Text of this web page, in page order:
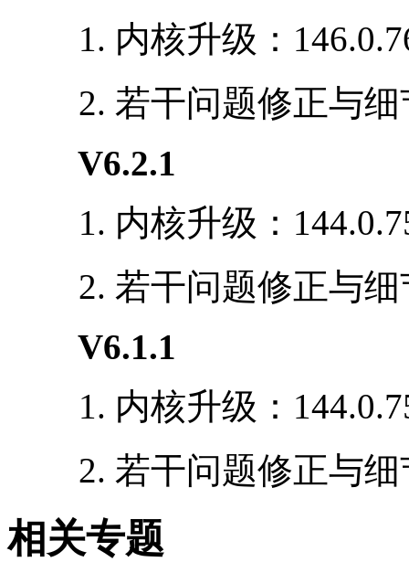
1. 内核升级：
2. 若干问题修正与细
V6.2.1
1. 内核升级：
2. 若干问题修正与细
V6.1.1
1. 内核升级：
2. 若干问题修正与细
相关专题